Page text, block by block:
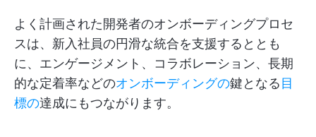
よく計画された開発者のオンボーディングプロセ
スは、新入社員の円滑な統合を支援するととも
に、エンゲージメント、コラボレーション、長期
的な定着率などのオンボーディングの鍵となる目
標の達成にもつながります。